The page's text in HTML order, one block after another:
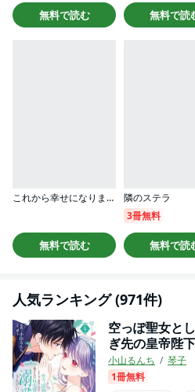
無料で読む 無料で読
これから幸せになります！ 虐げられ令嬢ですが敵対国の公爵様に何故か溺愛されてます（分冊版）
無料で読む
隣のステラ
3冊無料
無料で読
人気ランキング (971件)
空っぽ聖女と
ぎ先の皇帝陛
小山るんち
琴子
1冊無料